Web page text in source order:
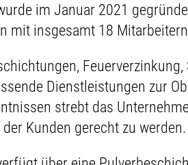
im Januar 2021
mit insgesamt 18
Dienstleistungen zur
strebt das
Kunden gerecht zu werden.